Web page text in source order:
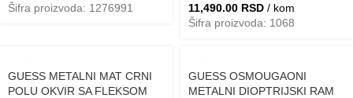
Šifra proizvoda: 1276991
11,490.00 RSD / kom
Šifra proizvoda: 1068
GUESS METALNI MAT CRNI
POLU OKVIR SA FLEKSOM
GUESS OSMOUGAONI
METALNI DIOPTRIJSKI RAM